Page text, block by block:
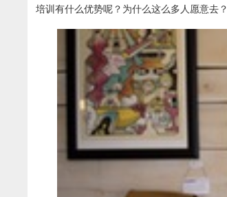
培训有什么优势呢？为什么这么多人愿意去？